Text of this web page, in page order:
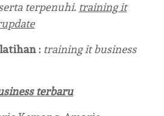
terpenuhi. training it
: training it business
terbaru